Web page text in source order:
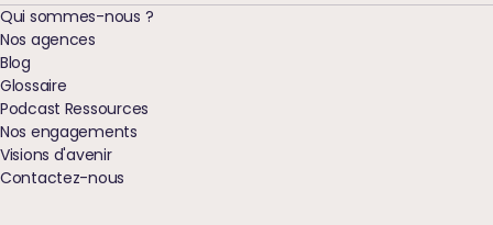
Qui sommes-nous ?
Nos agences
Blog
Glossaire
Podcast Ressources
Nos engagements
Visions d'avenir
Contactez-nous